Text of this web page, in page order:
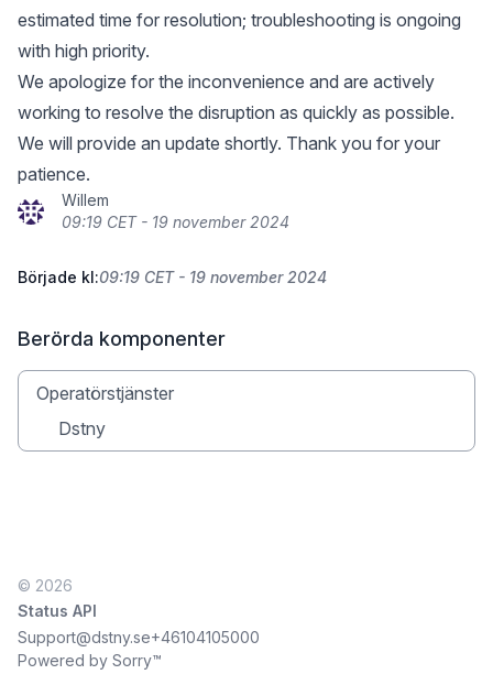
estimated time for resolution; troubleshooting is ongoing
with high priority.
We apologize for the inconvenience and are actively
working to resolve the disruption as quickly as possible.
We will provide an update shortly. Thank you for your
patience.
Willem
09:19 CET - 19 november 2024
Började kl:09:19 CET - 19 november 2024
Berörda komponenter
Operatörstjänster
Dstny
© 2026
Status API
Support@dstny.se+46104105000
Powered by Sorry™